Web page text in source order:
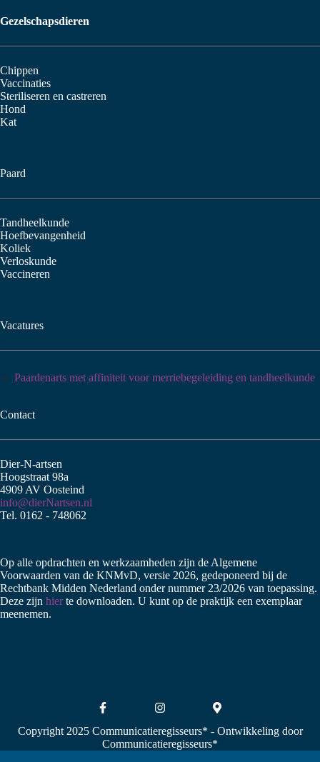
Gezelschapsdieren
Chippen
Vaccinaties
Steriliseren en castreren
Hond
Kat
Paard
Tandheelkunde
Hoefbevangenheid
Koliek
Verloskunde
Vaccineren
Vacatures
Paardenarts met affiniteit voor merriebegeleiding en tandheelkunde
Contact
Dier-N-artsen
Hoogstraat 98a
4909 AV Oosteind
info@dierNartsen.nl
Tel. 0162 - 748062
Op alle opdrachten en werkzaamheden zijn de Algemene
Voorwaarden van de KNMvD, versie 2026, gedeponeerd bij de
Rechtbank Midden Nederland onder nummer 23/2026 van toepassing.
Deze zijn hierte downloaden. U kunt op de praktijk een exemplaar
meenemen.
Copyright 2025 Communicatieregisseurs* - Ontwikkeling door
Communicatieregisseurs*